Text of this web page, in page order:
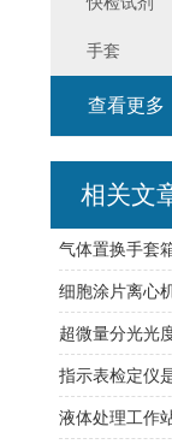
手套
查看更多
相关文
气体置换手套
细胞涂片离心
超微量分光光
指示表检定仪